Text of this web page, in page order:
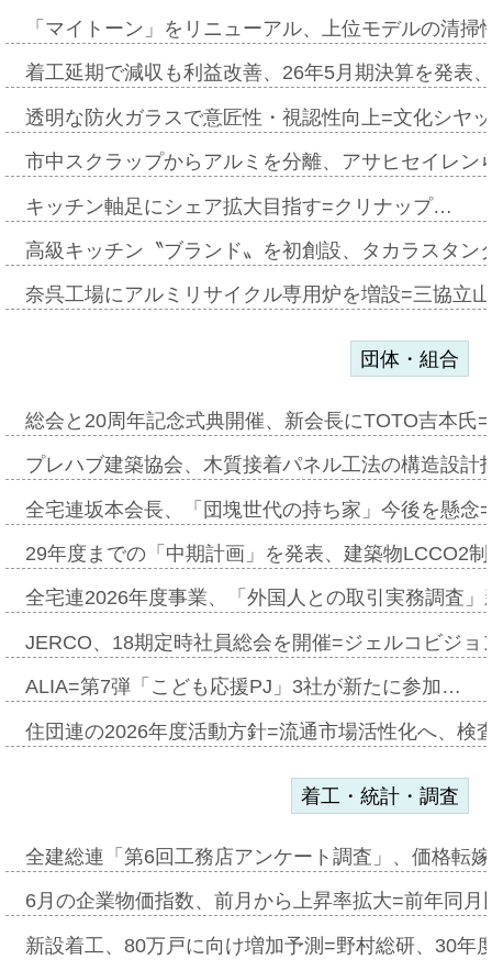
「マイトーン」をリニューアル、上位モデルの清
着工延期で減収も利益改善、26年5月期決算を発表
透明な防火ガラスで意匠性・視認性向上=文化シヤ
市中スクラップからアルミを分離、アサヒセイレ
キッチン軸足にシェア拡大目指す=クリナップ…
高級キッチン〝ブランド〟を初創設、タカラスタ
奈呉工場にアルミリサイクル専用炉を増設=三協立
団体・組合
総会と20周年記念式典開催、新会長にTOTO吉本氏
プレハブ建築協会、木質接着パネル工法の構造設
全宅連坂本会長、「団塊世代の持ち家」今後を懸
29年度までの「中期計画」を発表、建築物LCCO2
全宅連2026年度事業、「外国人との取引実務調査
JERCO、18期定時社員総会を開催=ジェルコビジ
ALIA=第7弾「こども応援PJ」3社が新たに参加…
住団連の2026年度活動方針=流通市場活性化へ、検
着工・統計・調査
全建総連「第6回工務店アンケート調査」、価格転
6月の企業物価指数、前月から上昇率拡大=前年同
新設着工、80万戸に向け増加予測=野村総研、30年